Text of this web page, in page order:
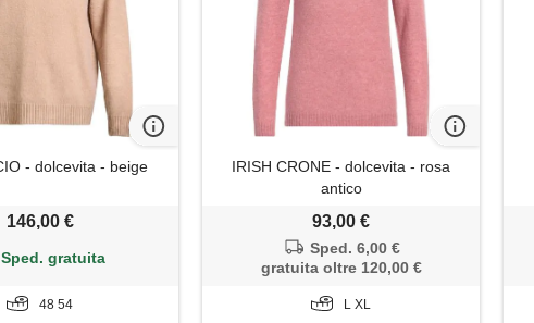
- dolcevita - beige
146,00 €
Sped. gratuita
48 54
IRISH CRONE - dolcevita - rosa
antico
93,00 €
Sped. 6,00 €
gratuita oltre 120,00 €
L XL